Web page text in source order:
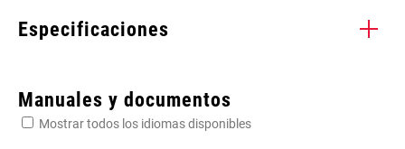
Especificaciones
Manuales y documentos
Mostrar todos los idiomas disponibles